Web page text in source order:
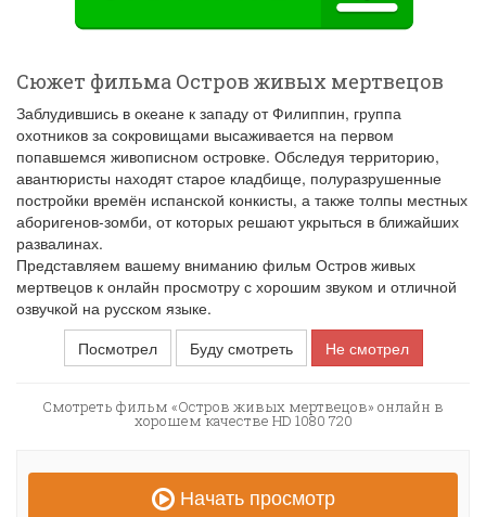
Сюжет фильма Остров живых мертвецов
Заблудившись в океане к западу от Филиппин, группа
охотников за сокровищами высаживается на первом
попавшемся живописном островке. Обследуя территорию,
авантюристы находят старое кладбище, полуразрушенные
постройки времён испанской конкисты, а также толпы местных
аборигенов-зомби, от которых решают укрыться в ближайших
развалинах.
Представляем вашему вниманию фильм Остров живых
мертвецов к онлайн просмотру с хорошим звуком и отличной
озвучкой на русском языке.
Посмотрел
Буду смотреть Не смотрел
Смотреть фильм «Остров живых мертвецов» онлайн в
хорошем качестве HD 1080 720
Начать просмотр